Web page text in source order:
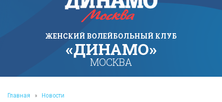
ЖЕНСКИЙ ВОЛЕЙБОЛЬНЫЙ КЛУБ
«ДИНАМО»
МОСКВА
Главная » Новости